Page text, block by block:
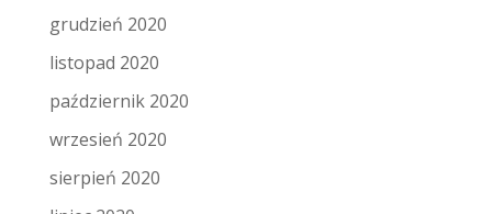
grudzień 2020
listopad 2020
październik 2020
wrzesień 2020
sierpień 2020